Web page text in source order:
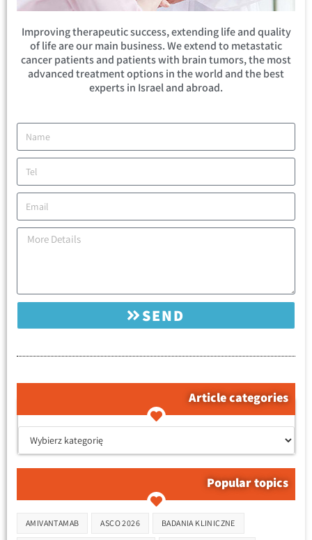
Improving therapeutic success, extending life and quality
of life are our main business. We extend to metastatic
cancer patients and patients with brain tumors, the most
advanced treatment options in the world and the best
experts in Israel and abroad.
SEND
Article categories
Popular topics
AMIVANTAMAB ASCO 2026 BADANIA KLINICZNE